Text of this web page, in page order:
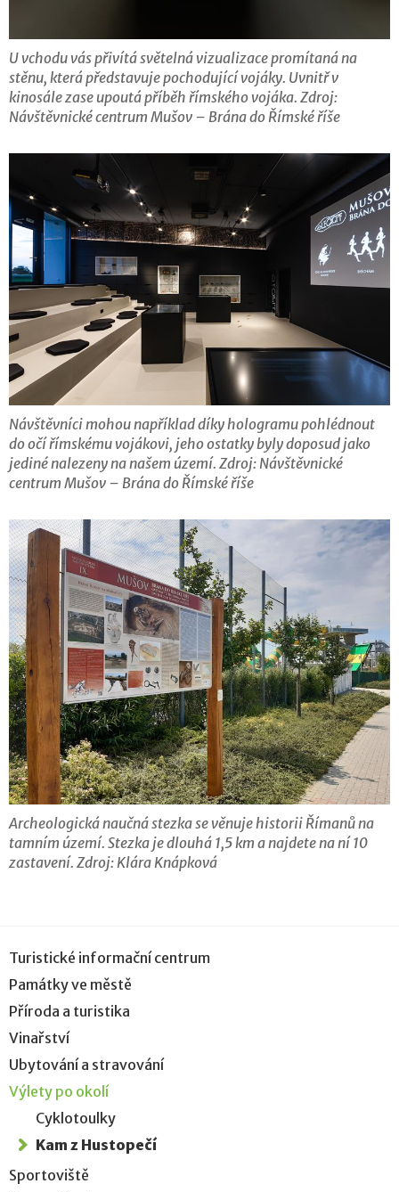
U vchodu vás přivítá světelná vizualizace promítaná na
stěnu, která představuje pochodující vojáky. Uvnitř v
kinosále zase upoutá příběh římského vojáka. Zdroj:
Návštěvnické centrum Mušov – Brána do Římské říše
Návštěvníci mohou například díky hologramu pohlédnout
do očí římskému vojákovi, jeho ostatky byly doposud jako
jediné nalezeny na našem území. Zdroj: Návštěvnické
centrum Mušov – Brána do Římské říše
Archeologická naučná stezka se věnuje historii Římanů na
tamním území. Stezka je dlouhá 1,5 km a najdete na ní 10
zastavení. Zdroj: Klára Knápková
Turistické informační centrum
Památky ve městě
Příroda a turistika
Vinařství
Ubytování a stravování
Výlety po okolí
Cyklotoulky
Kam z Hustopečí
Sportoviště